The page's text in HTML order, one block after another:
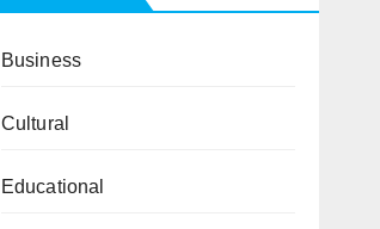
Business
Cultural
Educational